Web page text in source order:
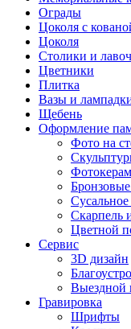
Ограды
Цоколя с
Цоколя
Столики и
Цветники
Плитка
Вазы и
Щебень
Оформление
Фото на
Сусальное
Скарпель
Цветной
Сервис
3D дизайн
Выездной
Гравировка
Шрифты